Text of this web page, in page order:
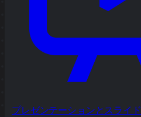
プレゼンテーションとスライド